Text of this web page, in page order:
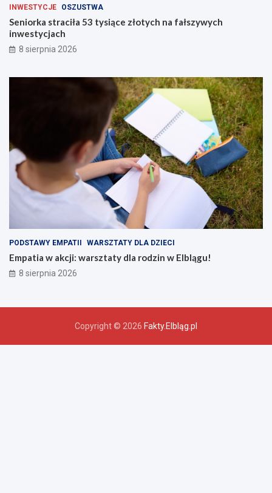
INWESTYCJE OSZUSTWA
Seniorka straciła 53 tysiące złotych na fałszywych
inwestycjach
8 sierpnia 2026
PODSTAWY EMPATII WARSZTATY DLA DZIECI
Empatia w akcji: warsztaty dla rodzin w Elblągu!
8 sierpnia 2026
Copyright © 2026 Fakty.Elbląg.pl